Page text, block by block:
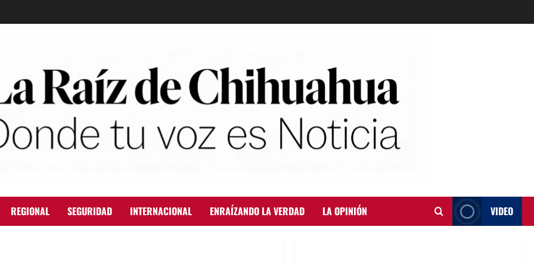
REGIONAL SEGURIDAD INTERNACIONAL ENRAÍZANDO LA VERDAD LA OPINIÓN VIDEO